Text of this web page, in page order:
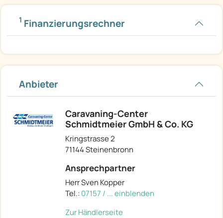
1 Finanzierungsrechner
Anbieter
Caravaning-Center
Schmidtmeier GmbH & Co. KG
Kringstrasse 2
71144 Steinenbronn
Ansprechpartner
Herr Sven Kopper
Tel.: 07157 / ... einblenden
Zur Händlerseite